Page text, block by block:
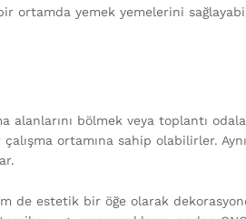
ortamda yemek yemelerini
alanlarını bölmek veya toplantı
ortamına sahip olabilirler.
de estetik bir öğe olarak